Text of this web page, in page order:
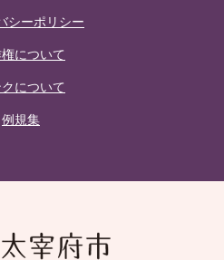
シーポリシー
について
クについて
例規集